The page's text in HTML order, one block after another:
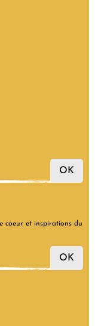
OK
coeur et inspirations du
OK